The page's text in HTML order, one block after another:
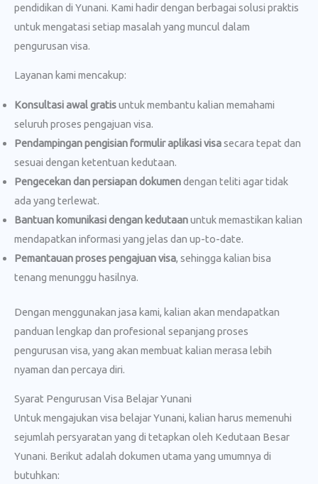
pendidikan di Yunani. Kami hadir dengan berbagai solusi praktis
untuk mengatasi setiap masalah yang muncul dalam
pengurusan visa.
Layanan kami mencakup:
Konsultasi awal gratisuntuk membantu kalian memahami
seluruh proses pengajuan visa.
Pendampingan pengisian formulir aplikasi visasecara tepat dan
sesuai dengan ketentuan kedutaan.
Pengecekan dan persiapan dokumendengan teliti agar tidak
ada yang terlewat.
Bantuan komunikasi dengan kedutaanuntuk memastikan kalian
mendapatkan informasi yang jelas dan up-to-date.
Pemantauan proses pengajuan visa, sehingga kalian bisa
tenang menunggu hasilnya.
Dengan menggunakan jasa kami, kalian akan mendapatkan
panduan lengkap dan profesional sepanjang proses
pengurusan visa, yang akan membuat kalian merasa lebih
nyaman dan percaya diri.
Syarat Pengurusan Visa Belajar Yunani
Untuk mengajukan visa belajar Yunani, kalian harus memenuhi
sejumlah persyaratan yang di tetapkan oleh Kedutaan Besar
Yunani. Berikut adalah dokumen utama yang umumnya di
butuhkan: